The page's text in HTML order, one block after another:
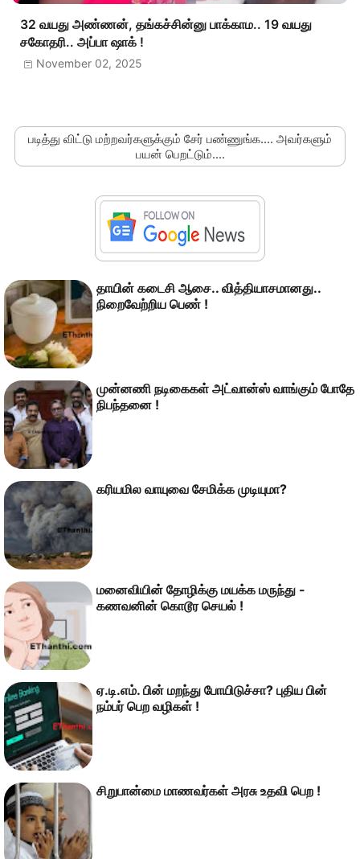
32 வயது அண்ணன், தங்கச்சின்னு பாக்காம.. 19 வயது
சகோதரி.. அப்பா ஷாக் !
November 02, 2025
படித்து விட்டு மற்றவர்களுக்கும் சேர் பண்ணுங்க.... அவர்களும்
பயன் பெறட்டும்....
தாயின் கடைசி ஆசை.. வித்தியாசமானது..
நிறைவேற்றிய பெண் !
முன்னணி நடிகைகள் அட்வான்ஸ் வாங்கும் போதே
நிபந்தனை !
கரியமில வாயுவை சேமிக்க முடியுமா?
மனைவியின் தோழிக்கு மயக்க மருந்து -
கணவனின் கொடூர செயல் !
ஏ.டி.எம். பின் மறந்து போயிடுச்சா? புதிய பின்
நம்பர் பெற வழிகள் !
சிறுபான்மை மாணவர்கள் அரசு உதவி பெற !